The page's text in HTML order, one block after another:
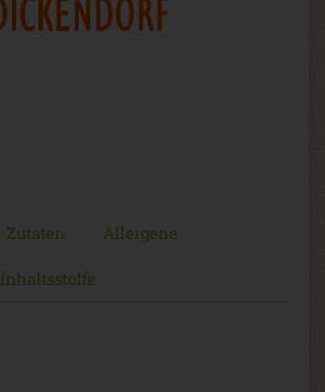
Zutaten Allergene
Inhaltsstoffe